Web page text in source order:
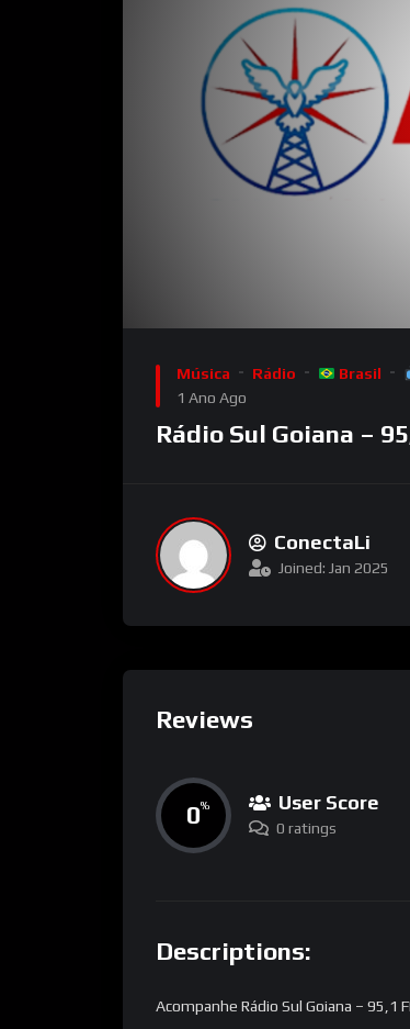
Player
Música Rádio Brasil
1 Ano Ago
Rádio Sul Goiana –
ConectaLi
Joined: Jan 2025
Reviews
0% User Score
0 ratings
Descriptions:
Acompanhe Rádio Sul Goiana – 95,1